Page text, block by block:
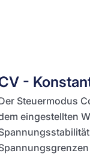
-
Steuermodus
eingestellten